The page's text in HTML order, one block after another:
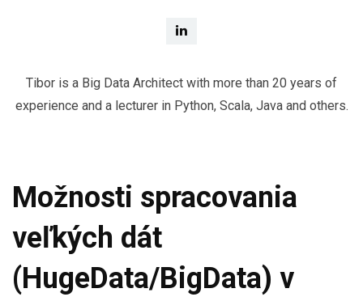
Tibor is a Big Data Architect with more than 20 years of
experience and a lecturer in Python, Scala, Java and others.
Možnosti spracovania
veľkých dát
(HugeData/BigData) v